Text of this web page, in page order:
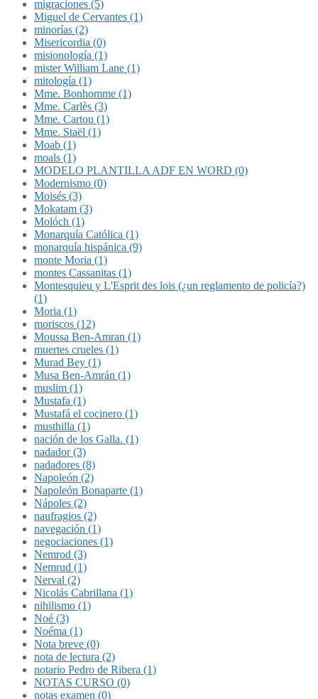
migraciones (5)
Miguel de Cervantes (1)
minorías (2)
Misericordia (0)
misionología (1)
mister William Lane (1)
mitología (1)
Mme. Bonhomme (1)
Mme. Carlès (3)
Mme. Cartou (1)
Mme. Staël (1)
Moab (1)
moals (1)
MODELO PLANTILLA ADF EN WORD (0)
Modernismo (0)
Moisés (3)
Mokatam (3)
Molóch (1)
Monarquía Católica (1)
monarquía hispánica (9)
monte Moria (1)
montes Cassanitas (1)
Montesquieu y L'Esprit des lois (¿un reglamento de policía?)
(1)
Moria (1)
moriscos (12)
Moussa Ben-Amran (1)
muertes crueles (1)
Murad Bey (1)
Musa Ben-Amrán (1)
muslim (1)
Mustafa (1)
Mustafá el cocinero (1)
musthilla (1)
nación de los Galla. (1)
nadador (3)
nadadores (8)
Napoleón (2)
Napoleón Bonaparte (1)
Nápoles (2)
naufragios (2)
navegación (1)
negociaciones (1)
Nemrod (3)
Nemrud (1)
Nerval (2)
Nicolás Cabrillana (1)
nihilismo (1)
Noé (3)
Noéma (1)
Nota breve (0)
nota de lectura (2)
notario Pedro de Ribera (1)
NOTAS CURSO (0)
notas examen (0)